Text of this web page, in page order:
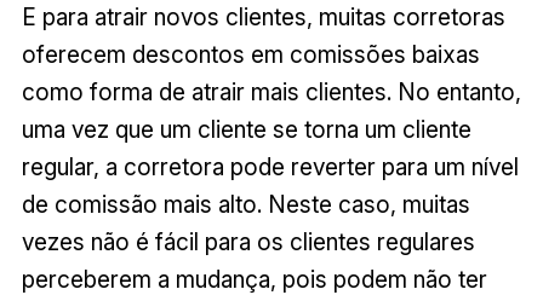
E para atrair novos clientes, muitas corretoras
oferecem descontos em comissões baixas
como forma de atrair mais clientes. No entanto,
uma vez que um cliente se torna um cliente
regular, a corretora pode reverter para um nível
de comissão mais alto. Neste caso, muitas
vezes não é fácil para os clientes regulares
perceberem a mudança, pois podem não ter